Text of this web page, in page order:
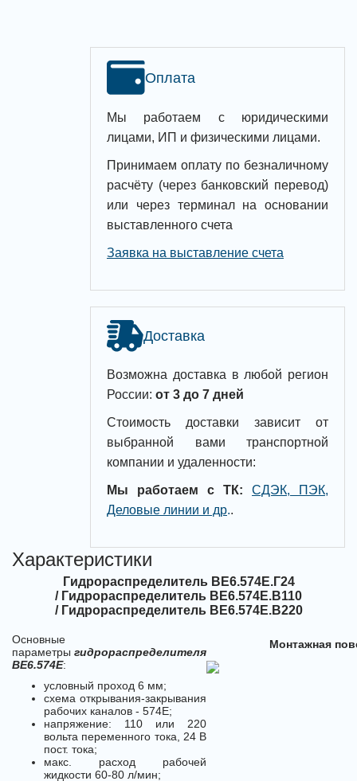
Оплата
Мы работаем с юридическими
лицами, ИП и физическими лицами.
Принимаем оплату по безналичному
расчёту (через банковский перевод)
или через терминал на основании
выставленного счета
Заявка на выставление счета
Доставка
Возможна доставка в любой регион
России: от 3 до 7 дней
Стоимость доставки зависит от
выбранной вами транспортной
компании и удаленности:
Мы работаем с ТК:
СДЭК, ПЭК,
Деловые линии и др..
Характеристики
Гидрораспределитель ВЕ6.574Е.Г24
/ Гидрораспределитель ВЕ6.574Е.В110
/ Гидрораспределитель ВЕ6.574Е.В220
Основные
параметры гидрораспределителя
ВЕ6.574Е:
условный проход 6 мм;
схема открывания-закрывания
рабочих каналов - 574Е;
напряжение: 110 или 220
вольта переменного тока, 24 В
пост. тока;
макс. расход рабочей
жидкости 60-80 л/мин;
Монтажная